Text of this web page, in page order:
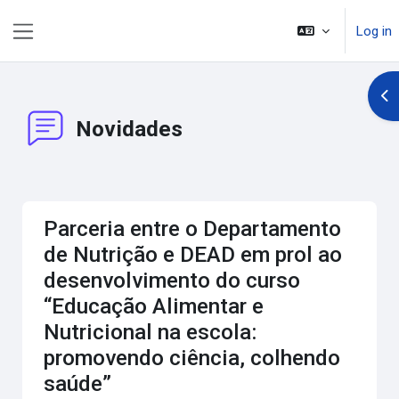
Log in
Novidades
Parceria entre o Departamento
de Nutrição e DEAD em prol ao
desenvolvimento do curso
“Educação Alimentar e
Nutricional na escola:
promovendo ciência, colhendo
saúde”